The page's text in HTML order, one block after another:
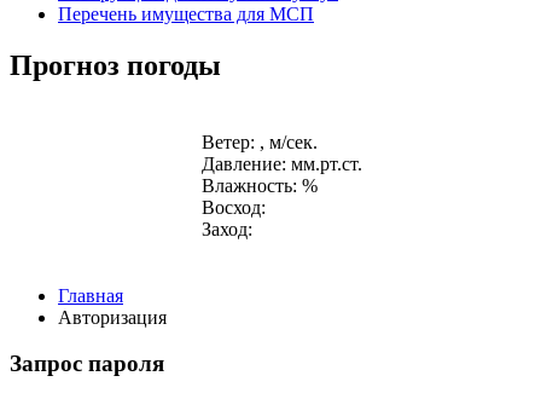
Перечень имущества для МСП
Прогноз погоды
Ветер: , м/сек.
Давление: мм.рт.ст.
Влажность: %
Восход:
Заход:
Главная
Авторизация
Запрос пароля